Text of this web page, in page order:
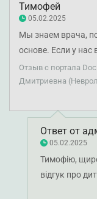
Тимофей
05.02.2025
Мы знаем врача,
основе. Если у
обращаться. Врач
профессионально.
Отзыв с портала
Дмитриевна
Ответ от
05.02.2025
Тимофію,
відгук про
завжди раді